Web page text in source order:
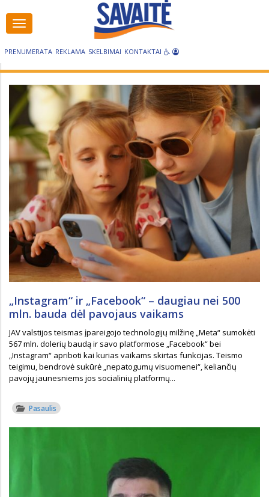
PRENUMERATA REKLAMA SKELBIMAI KONTAKTAI
Visos
kategorijos
„Instagram“ ir „Facebook“ – daugiau nei 500
mln. bauda dėl pavojaus vaikams
JAV valstijos teismas įpareigojo technologijų milžinę „Meta“ sumokėti
567 mln. dolerių baudą ir savo platformose „Facebook“ bei
„Instagram“ apriboti kai kurias vaikams skirtas funkcijas. Teismo
teigimu, bendrovė sukūrė „nepatogumų visuomenei“, keliančių
pavojų jaunesniems jos socialinių platformų...
Pasaulis